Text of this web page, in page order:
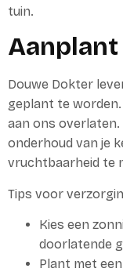
tuin.
Douwe Dokter
geplant te
aan ons overlaten.
onderhoud van je
vruchtbaarheid te
Tips voor
Kies een
doorlatende
Plant met